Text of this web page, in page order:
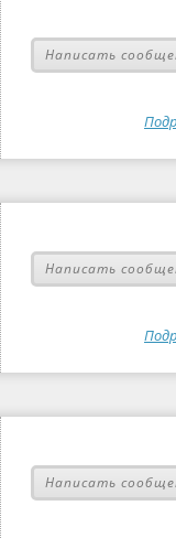
Написать
Написать
Написать